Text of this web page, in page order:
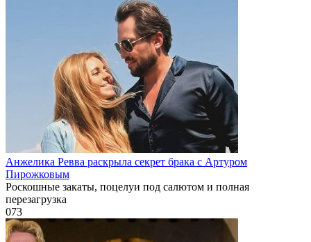
Анжелика Ревва раскрыла секрет брака с Артуром
Пирожковым
Роскошные закаты, поцелуи под салютом и полная
перезагрузка
073